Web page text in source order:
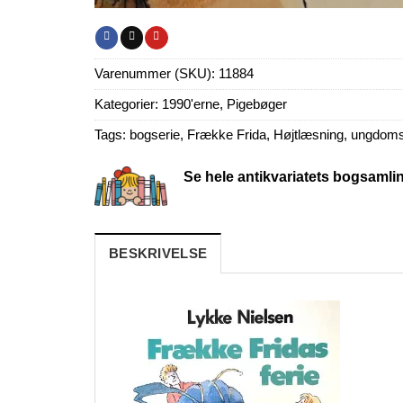
Varenummer (SKU): 11884
Kategorier: 1990'erne, Pigebøger
Tags: bogserie, Frække Frida, Højtlæsning,
Se hele antikvariatets
BESKRIVELSE